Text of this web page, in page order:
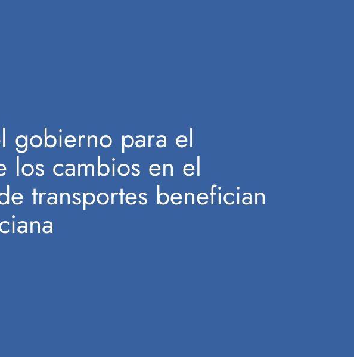
gobierno para el
los cambios en el
transportes benefician